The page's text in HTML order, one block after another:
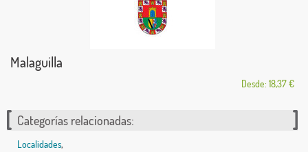
Malaguilla
Desde: 18,37 €
Categorías relacionadas:
Localidades,